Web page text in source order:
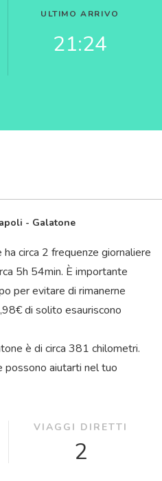
ULTIMO ARRIVO
21:24
- Galatone
circa 2 frequenze giornaliere
5h 54min. È importante
per evitare di rimanerne
di solito esauriscono
è di circa 381 chilometri.
possono aiutarti nel tuo
VIAGGI DIRETTI
2